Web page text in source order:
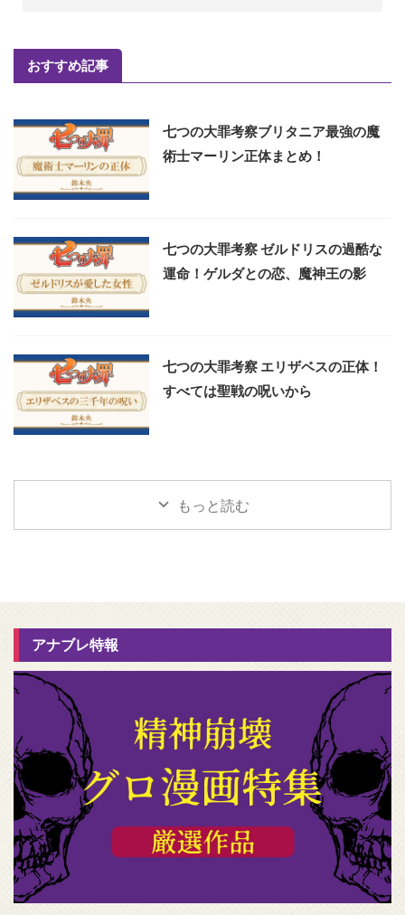
おすすめ記事
七つの大罪考察ブリタニア最強の魔
術士マーリン正体まとめ！
七つの大罪考察 ゼルドリスの過酷な
運命！ゲルダとの恋、魔神王の影
七つの大罪考察 エリザベスの正体！
すべては聖戦の呪いから
もっと読む
アナブレ特報